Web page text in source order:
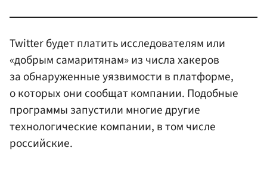
Twitter будет платить исследователям или
«добрым самаритянам» из числа хакеров
за обнаруженные уязвимости в платформе,
о которых они сообщат компании. Подобные
программы запустили многие другие
технологические компании, в том числе
российские.